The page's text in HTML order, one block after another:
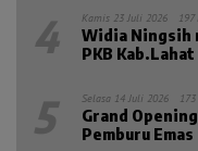
4 Kamis 23 Juli 2026
Widia Ningsih
PKB
5 Selasa 14 Juli 2026
Grand
Pemburu Emas